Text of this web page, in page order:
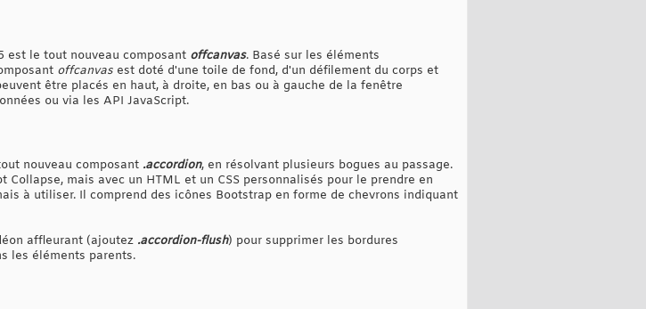
est le tout nouveau composant offcanvas. Basé sur les éléments
offcanvas est doté d'une toile de fond, d'un défilement du corps et
être placés en haut, à droite, en bas ou à gauche de la fenêtre
ou via les API JavaScript.
nouveau composant .accordion, en résolvant plusieurs bogues au passage.
mais avec un HTML et un CSS personnalisés pour le prendre en
à utiliser. Il comprend des icônes Bootstrap en forme de chevrons indiquant
affleurant (ajoutez .accordion-flush) pour supprimer les bordures
les éléments parents.